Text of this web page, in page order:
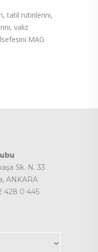
tatil rutinlerini,
valiz
MAG
Sk. N. 33
ANKARA
428 0 445